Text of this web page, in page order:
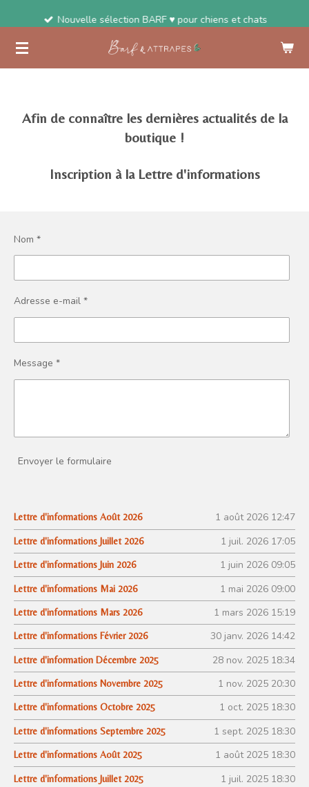
contenu
principal
Nouvelle sélection BARF ♥ pour chiens et chats
Afin de connaître les dernières actualités de la
boutique !
Inscription à la Lettre d'informations
Nom *
Adresse e-mail *
Message *
Envoyer le formulaire
Lettre d'informations Août 2026 1 août 2026 12:47
Lettre d'informations Juillet 2026 1 juil. 2026 17:05
Lettre d'informations Juin 2026 1 juin 2026 09:05
Lettre d'informations Mai 2026 1 mai 2026 09:00
Lettre d'informations Mars 2026 1 mars 2026 15:19
Lettre d'informations Février 2026 30 janv. 2026 14:42
Lettre d'information Décembre 2025 28 nov. 2025 18:34
Lettre d'informations Novembre 2025 1 nov. 2025 20:30
Lettre d'informations Octobre 2025 1 oct. 2025 18:30
Lettre d'informations Septembre 2025 1 sept. 2025 18:30
Lettre d'informations Août 2025 1 août 2025 18:30
Lettre d'informations Juillet 2025 1 juil. 2025 18:30